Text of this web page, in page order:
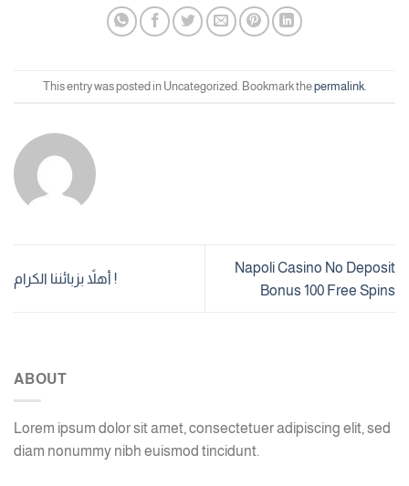
This entry was posted in Uncategorized. Bookmark thepermalink.
أهلاً بزبائننا الكرام !
Napoli Casino No Deposit
Bonus 100 Free Spins
ABOUT
Lorem ipsum dolor sit amet, consectetuer adipiscing elit, sed
diam nonummy nibh euismod tincidunt.